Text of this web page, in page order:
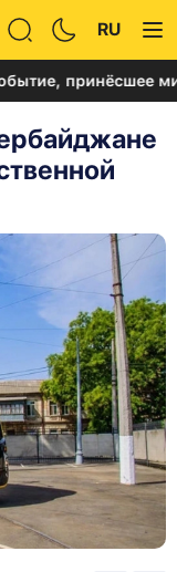
RU
принёсшее мир на